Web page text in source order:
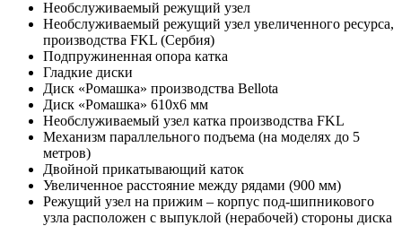
Необслуживаемый режущий узел
Необслуживаемый режущий узел увеличенного ресурса,
производства FKL (Сербия)
Подпружиненная опора катка
Гладкие диски
Диск «Ромашка» производства Bellota
Диск «Ромашка» 610х6 мм
Необслуживаемый узел катка производства FKL
Механизм параллельного подъема (на моделях до 5
метров)
Двойной прикатывающий каток
Увеличенное расстояние между рядами (900 мм)
Режущий узел на прижим – корпус под-шипникового
узла расположен с выпуклой (нерабочей) стороны диска